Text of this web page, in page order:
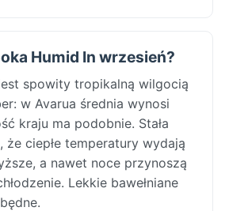
Humid In wrzesień?
spowity tropikalną wilgocią
w Avarua średnia wynosi
kraju ma podobnie. Stała
że ciepłe temperatury wydają
a nawet noce przynoszą
Lekkie bawełniane